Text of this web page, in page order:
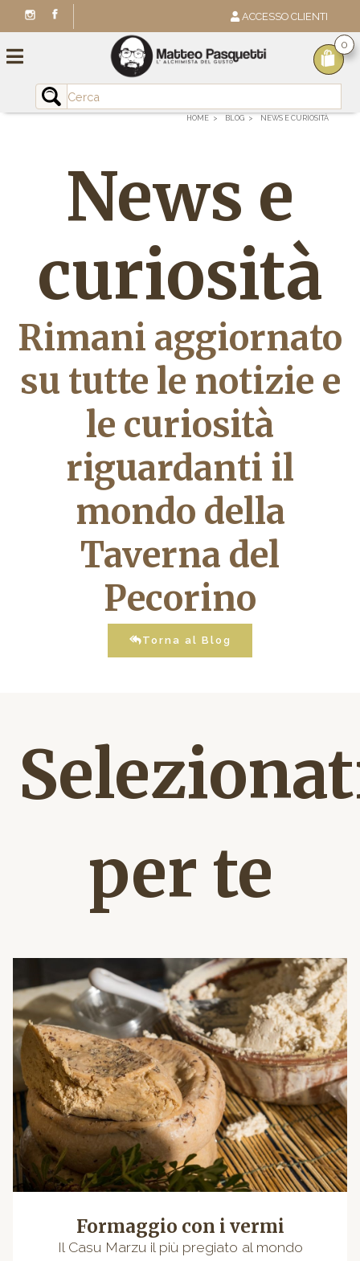
ACCESSO CLIENTI
0
HOME BLOG NEWS E CURIOSITÀ
News e
curiosità
Rimani aggiornato
su tutte le notizie e
le curiosità
riguardanti il
mondo della
Taverna del
Pecorino
Torna al Blog
per te
Formaggio con i vermi
Il Casu Marzu il più pregiato al mondo